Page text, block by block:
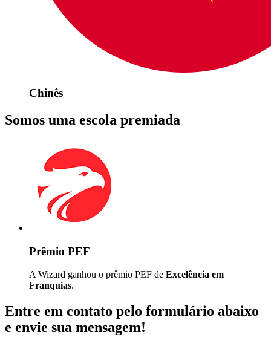
Chinês
Somos uma escola premiada
Prêmio PEF
A Wizard ganhou o prêmio PEF de Excelência em
Franquias.
Entre em contato pelo formulário abaixo
e envie sua mensagem!